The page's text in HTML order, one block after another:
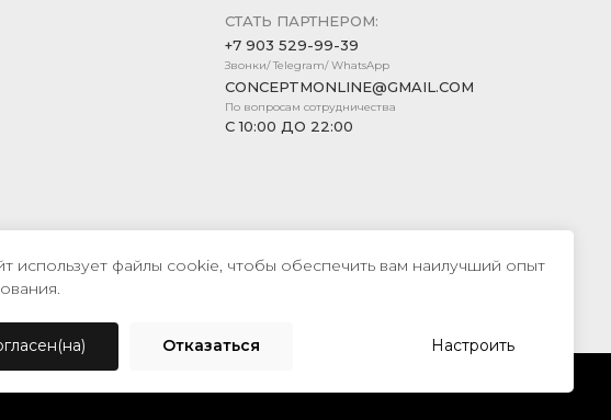
СТАТЬ ПАРТНЕРОМ:
+7 903 529-99-39
Звонки/ Telegram/ WhatsApp
CONCEPTMONLINE@GMAIL.COM
По вопросам сотрудничества
С 10:00 ДО 22:00
использует файлы cookie, чтобы обеспечить вам наилучший опыт
Отказаться Настроить